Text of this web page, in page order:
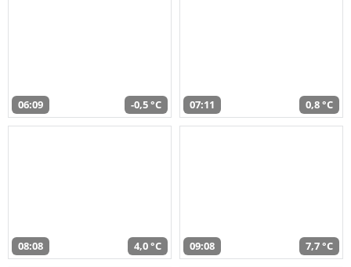
06:09 -0,5 °C 07:11 0,8 °C
08:08 4,0 °C 09:08 7,7 °C